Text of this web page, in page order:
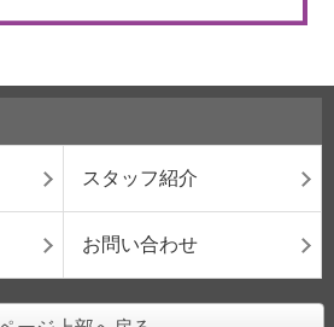
スタッフ紹介
お問い合わせ